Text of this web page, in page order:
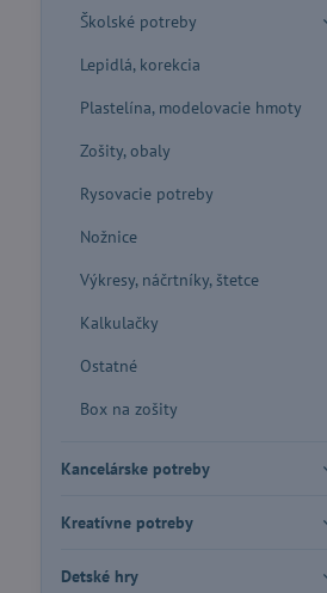
Školské potreby
Lepidlá, korekcia
Plastelína, modelovacie hmoty
Zošity, obaly
Rysovacie potreby
Nožnice
Výkresy, náčrtníky, štetce
Kalkulačky
Ostatné
Box na zošity
Kancelárske potreby
Kreatívne potreby
Detské hry